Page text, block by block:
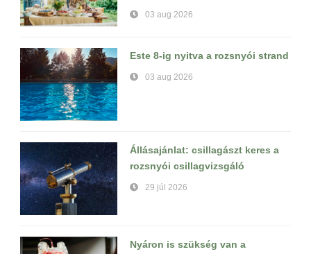
03 aug 2026
Este 8-ig nyitva a rozsnyói strand
03 aug 2026
Állásajánlat: csillagászt keres a
rozsnyói csillagvizsgáló
29 júl 2026
Nyáron is szükség van a